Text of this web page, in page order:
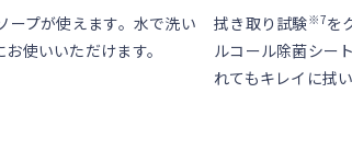
ープが使えます。水で洗い
使いいただけます。
拭き取り試験※7を
ルコール除菌シー
れてもキレイに拭